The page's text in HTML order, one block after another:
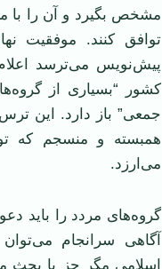
مشخص بگیرد و آن را با
توافق کنند. موفقیت
پیش‌نویس می‌ترسد
کشور “بسیاری از
جمعی” باز دارد. این
همبسته و منسجم که
می‌ارزد.
گروه‌های مردد را باید
آگاهی سرانجام
اسلامی مگر جز با بحث